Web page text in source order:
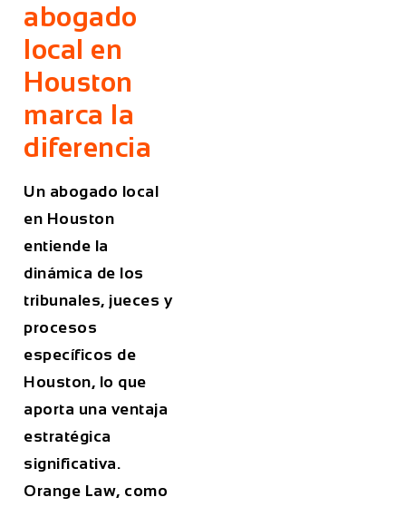
abogado
local en
Houston
marca la
diferencia
Un abogado local
en Houston
entiende la
dinámica de los
tribunales, jueces y
procesos
específicos de
Houston, lo que
aporta una ventaja
estratégica
significativa.
Orange Law, como